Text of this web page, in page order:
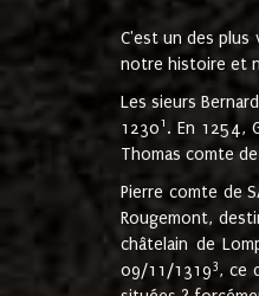
C'est un des plus
notre histoire et
Les sieurs
12301 . En 1254,
Thomas comte de
Pierre comte de
Rougemont,
châtelain de
09/11/13193, ce